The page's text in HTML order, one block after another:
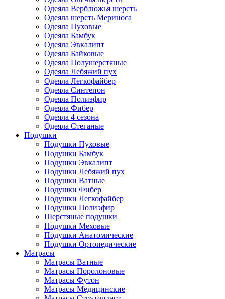
Одеяла Верблюжья шерсть
Одеяла шерсть Мериноса
Одеяла Пуховые
Одеяла Бамбук
Одеяла Эвкалипт
Одеяла Байковые
Одеяла Полушерстяные
Одеяла Лебяжий пух
Одеяла Легкофайбер
Одеяла Синтепон
Одеяла Полиэфир
Одеяла Фибер
Одеяла 4 сезона
Одеяла Стеганые
Подушки
Подушки Пуховые
Подушки Бамбук
Подушки Эвкалипт
Подушки Лебяжий пух
Подушки Ватные
Подушки Фибер
Подушки Легкофайбер
Подушки Полиэфир
Шерстяные подушки
Подушки Меховые
Подушки Анатомические
Подушки Ортопедические
Матрасы
Матрасы Ватные
Матрасы Поролоновые
Матрасы Футон
Матрасы Медицинские